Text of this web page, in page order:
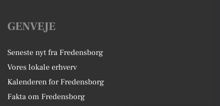
GENVEJE
Seneste nyt fra Fredensborg
Vores lokale erhverv
Kalenderen for Fredensborg
Fakta om Fredensborg